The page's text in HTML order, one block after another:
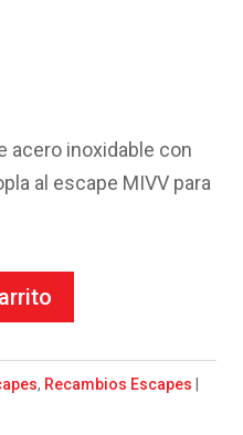
acero inoxidable con
al escape MIVV para
, Recambios Escapes